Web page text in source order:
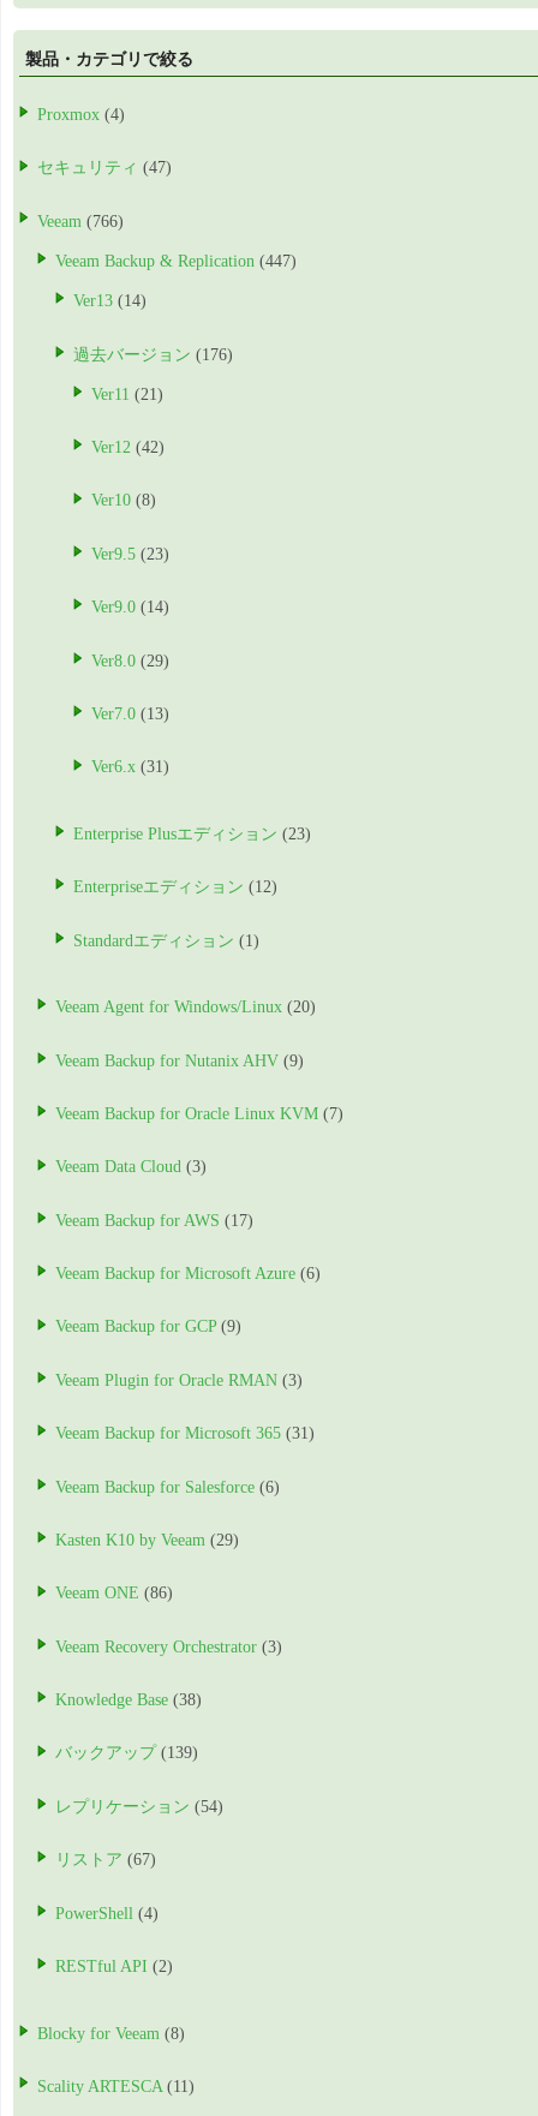
製品・カテゴリで絞る
Proxmox (4)
セキュリティ (47)
Veeam (766)
Veeam Backup & Replication (447)
Ver13 (14)
過去バージョン (176)
Ver11 (21)
Ver12 (42)
Ver10 (8)
Ver9.5 (23)
Ver9.0 (14)
Ver8.0 (29)
Ver7.0 (13)
Ver6.x (31)
Enterprise Plusエディション (23)
Enterpriseエディション (12)
Standardエディション (1)
Veeam Agent for Windows/Linux (20)
Veeam Backup for Nutanix AHV (9)
Veeam Backup for Oracle Linux KVM (7)
Veeam Data Cloud (3)
Veeam Backup for AWS (17)
Veeam Backup for Microsoft Azure (6)
Veeam Backup for GCP(9)
Veeam Plugin for Oracle RMAN (3)
Veeam Backup for Microsoft 365 (31)
Veeam Backup for Salesforce (6)
Kasten K10 by Veeam (29)
Veeam ONE (86)
Veeam Recovery Orchestrator (3)
Knowledge Base (38)
バックアップ (139)
レプリケーション (54)
リストア (67)
PowerShell (4)
RESTful API (2)
Blocky for Veeam (8)
Scality ARTESCA (11)